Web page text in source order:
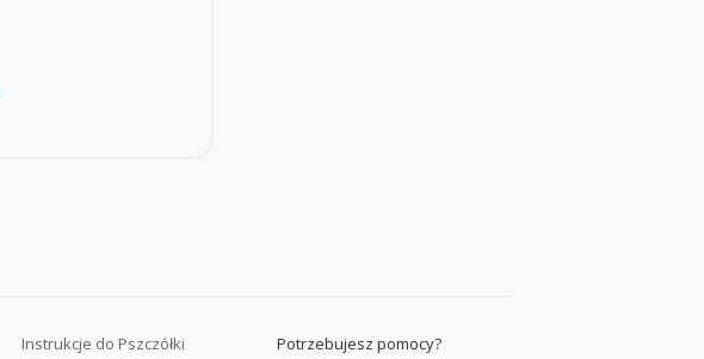
Instrukcje do Pszczółki
Potrzebujesz pomocy?